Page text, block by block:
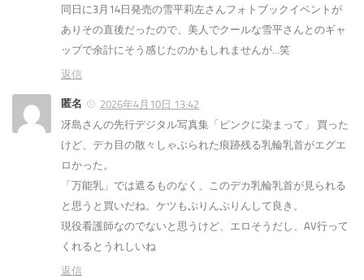
同日に3月14日発売の雪平莉左さんフォトブックイベントが
ありその直後だったので、美人でクールな雪平さんとのギャ
ップで余計にそう感じたのかもしれませんが…笑
返信
匿名
2026年4月10日 13:42
冴島さんの先行デジタル写真集「ピンクに染まって」 買った
けど、デカ目の散々しゃぶられた痕跡残る乳輪乳首がエグエ
ロかった。
「万能乳」では遮るものなく、このデカ乳輪乳首が見られる
と思うと買いだね。ケツもぷりんぷりんして良き。
現役看護師なのでないと思うけど、エロそうだし、AV行って
くれるとうれしいね
返信